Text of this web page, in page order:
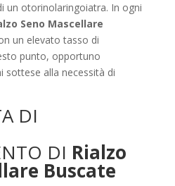
un otorinolaringoiatra. In ogni
Seno Mascellare
un elevato tasso di
punto, opportuno
sottese alla necessità di
DI
DI Rialzo
Buscate